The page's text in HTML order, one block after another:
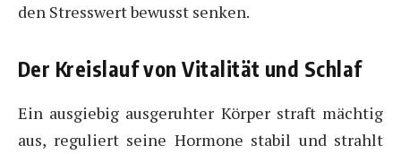
den Stresswert bewusst senken.
Der Kreislauf von Vitalität und Schlaf
Ein ausgiebig ausgeruhter Körper straft mächtig
aus, reguliert seine Hormone stabil und strahlt